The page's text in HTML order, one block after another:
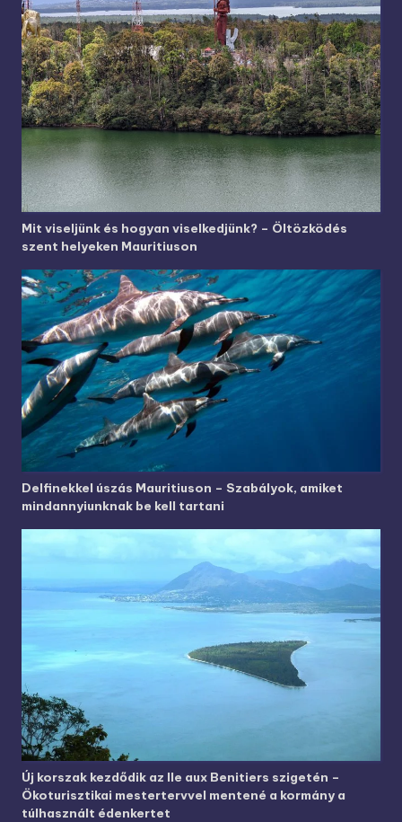
Mit viseljünk és hogyan viselkedjünk? – Öltözködés
szent helyeken Mauritiuson
Delfinekkel úszás Mauritiuson – Szabályok, amiket
mindannyiunknak be kell tartani
Új korszak kezdődik az Ile aux Benitiers szigetén –
Ökoturisztikai mestertervvel mentené a kormány a
túlhasznált édenkertet